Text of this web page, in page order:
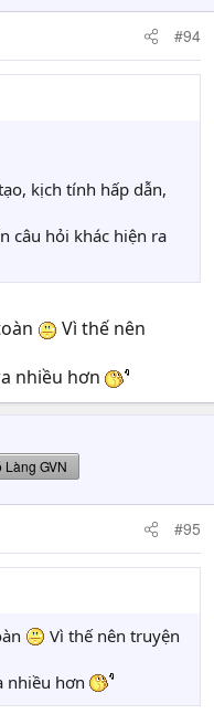
#94
kịch tính hấp dẫn,
câu hỏi khác hiện ra
Vì thế nên
nhiều hơn
Làng GVN
#95
Vì thế nên truyện
nhiều hơn